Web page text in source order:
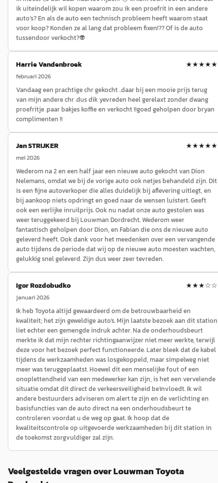
ik uiteindelijk wil kopen waarom zou ik een proefrit in een andere
auto’s? En als de auto een technisch probleem heeft waarom staat
voor koop? Konden ze al lang dat probleem fixen!?? Of is de auto
tussendoor verkocht?👽
Harrie Vandenbroek
februari 2026
★★★★★
Vandaag een prachtige chr gekocht ..daar bij een mooie prijs terug
van mijn andere chr .dus dik yevreden heel gerelaxt zonder dwang
proefritje .paar bakjes koffie en verkocht !!goed geholpen door bryan
complimenten !!
Jan STRIJKER
mei 2026
★★★★★
Wederom na 2 en een half jaar een nieuwe auto gekocht van Dion
Nelemans, omdat we bij de vorige auto ook netjes behandeld zijn. Dit
is een fijne autoverkoper die alles duidelijk bij aflevering uitlegt, en
bij aankoop niets opdringt en goed naar de wensen luistert. Geeft
ook een eerlijke inruilprijs. Ook nu nadat onze auto gestolen was
weer teruggekeerd bij Louwman Dordrecht. Wederom weer
fantastisch geholpen door Dion, en Fabian die ons de nieuwe auto
geleverd heeft. Ook dank voor het meedenken over een vervangende
auto tijdens de periode dat wij op de nieuwe auto moesten wachten,
gelukkig snel geleverd. Zijn dus weer zeer tevreden.
Igor Rozdobudko
januari 2026
★★★☆☆
Ik heb Toyota altijd gewaardeerd om de betrouwbaarheid en
kwaliteit; het zijn geweldige auto's. Mijn laatste bezoek aan dit station
liet echter een gemengde indruk achter. Na de onderhoudsbeurt
merkte ik dat mijn rechter richtingaanwijzer niet meer werkte, terwijl
deze voor het bezoek perfect functioneerde. Later bleek dat de kabel
tijdens de werkzaamheden was losgekoppeld, maar simpelweg niet
meer was teruggeplaatst. Hoewel dit een menselijke fout of een
onoplettendheid van een medewerker kan zijn, is het een vervelende
situatie omdat dit direct de verkeersveiligheid beïnvloedt. Ik wil
andere bestuurders adviseren om alert te zijn en de verlichting en
basisfuncties van de auto direct na een onderhoudsbeurt te
controleren voordat u de weg op gaat. Ik hoop dat de
kwaliteitscontrole op uitgevoerde werkzaamheden bij dit station in
de toekomst zorgvuldiger zal zijn.
Veelgestelde vragen over Louwman Toyota